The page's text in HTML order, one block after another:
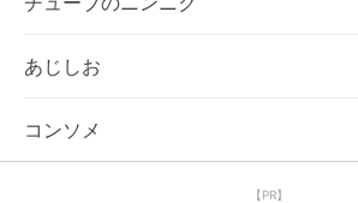
あじしお
コンソメ
【PR】